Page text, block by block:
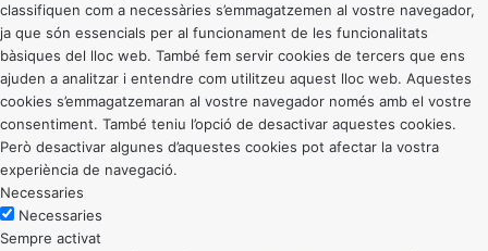
classifiquen com a necessàries s’emmagatzemen al vostre navegador,
ja que són essencials per al funcionament de les funcionalitats
bàsiques del lloc web. També fem servir cookies de tercers que ens
ajuden a analitzar i entendre com utilitzeu aquest lloc web. Aquestes
cookies s’emmagatzemaran al vostre navegador només amb el vostre
consentiment. També teniu l’opció de desactivar aquestes cookies.
Però desactivar algunes d’aquestes cookies pot afectar la vostra
experiència de navegació.
Necessaries
Necessaries
Sempre activat